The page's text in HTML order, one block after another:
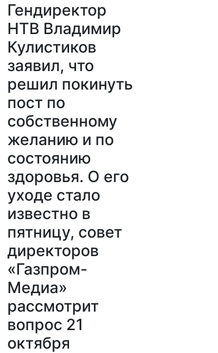
Гендиректор
НТВ Владимир
Кулистиков
заявил, что
решил покинуть
пост по
собственному
желанию и по
состоянию
здоровья. О его
уходе стало
известно в
пятницу, совет
директоров
«Газпром-
Медиа»
рассмотрит
вопрос 21
октября